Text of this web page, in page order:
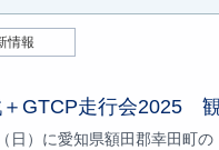
情報
GTCP走行会2025
日）に愛知県額田郡幸田町の